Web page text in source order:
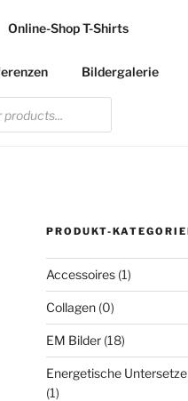
Online-Shop T-Shirts
Bildergalerie
PRODUKT-
Accessoires (1)
Collagen (0)
EM Bilder (18)
Energetische
(1)